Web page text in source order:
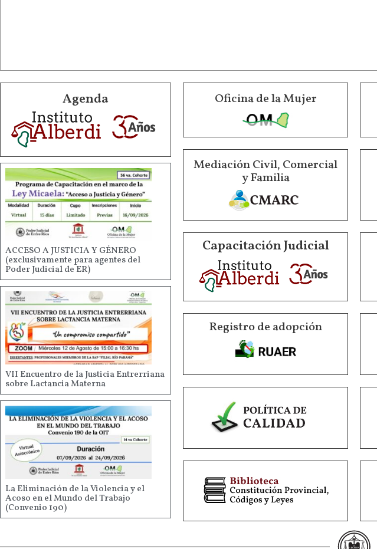
Agenda
ACCESO A JUSTICIA Y GÉNERO
(exclusivamente para agentes del
Poder Judicial de ER)
VII Encuentro de la Justicia Entrerriana
sobre Lactancia Materna
La Eliminación de la Violencia y el
Acoso en el Mundo del Trabajo
(Convenio 190)
Oficina de la Mujer
Mediación Civil, Comercial
y Familia
Capacitación Judicial
Registro de adopción